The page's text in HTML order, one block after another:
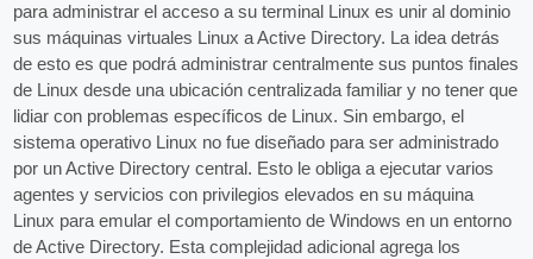
para administrar el acceso a su terminal Linux es unir al dominio
sus máquinas virtuales Linux a Active Directory. La idea detrás
de esto es que podrá administrar centralmente sus puntos finales
de Linux desde una ubicación centralizada familiar y no tener que
lidiar con problemas específicos de Linux. Sin embargo, el
sistema operativo Linux no fue diseñado para ser administrado
por un Active Directory central. Esto le obliga a ejecutar varios
agentes y servicios con privilegios elevados en su máquina
Linux para emular el comportamiento de Windows en un entorno
de Active Directory. Esta complejidad adicional agrega los